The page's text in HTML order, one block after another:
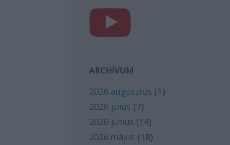
ARCHÍVUM
2026 augusztus (1 )
2026 július (7)
2026 június (14)
2026 május (18)